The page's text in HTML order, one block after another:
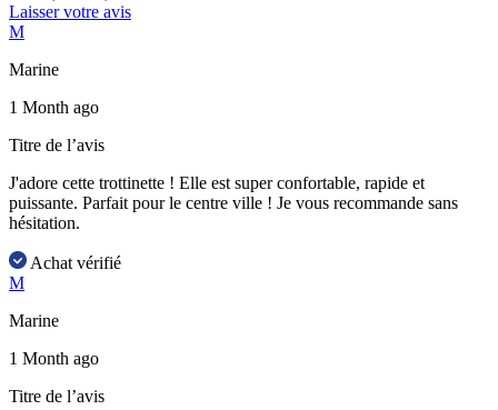
Laisser votre avis
M
Marine
1 Month ago
Titre de l’avis
J'adore cette trottinette ! Elle est super confortable, rapide et
puissante. Parfait pour le centre ville ! Je vous recommande sans
hésitation.
Achat vérifié
M
Marine
1 Month ago
Titre de l’avis